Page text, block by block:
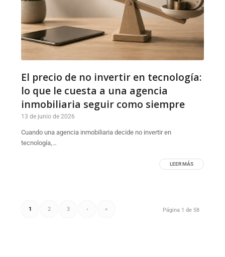
El precio de no invertir en tecnología:
lo que le cuesta a una agencia
inmobiliaria seguir como siempre
13 de junio de 2026
Cuando una agencia inmobiliaria decide no invertir en
tecnología,…
LEER MÁS
Página 1 de 58
1 2 3 › »